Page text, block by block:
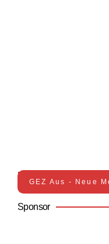
Entdecke jetzt die
GEZ Aus - Neue
Sponsor